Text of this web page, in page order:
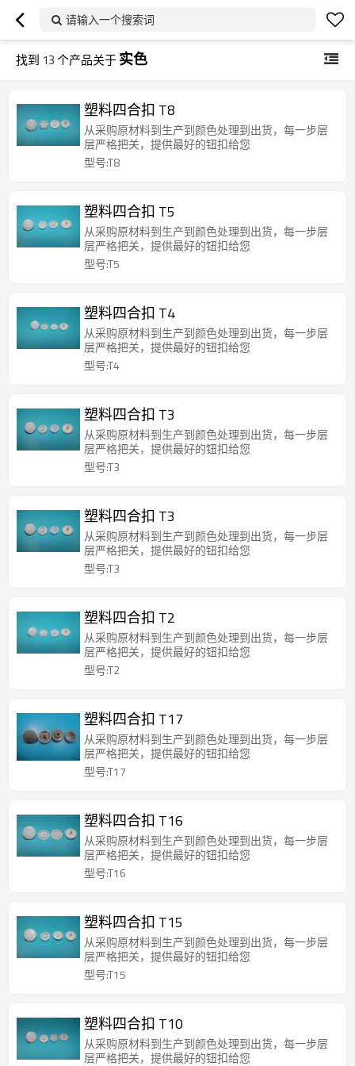
请输入一个搜索词
找到 13个产品关于实色
塑料四合扣 T8
从采购原材料到生产到颜色处理到出货，每一步层
层严格把关，提供最好的钮扣给您
型号:T8
塑料四合扣 T5
从采购原材料到生产到颜色处理到出货，每一步层
层严格把关，提供最好的钮扣给您
型号:T5
塑料四合扣 T4
从采购原材料到生产到颜色处理到出货，每一步层
层严格把关，提供最好的钮扣给您
型号:T4
塑料四合扣 T3
从采购原材料到生产到颜色处理到出货，每一步层
层严格把关，提供最好的钮扣给您
型号:T3
塑料四合扣 T3
从采购原材料到生产到颜色处理到出货，每一步层
层严格把关，提供最好的钮扣给您
型号:T3
塑料四合扣 T2
从采购原材料到生产到颜色处理到出货，每一步层
层严格把关，提供最好的钮扣给您
型号:T2
塑料四合扣 T17
从采购原材料到生产到颜色处理到出货，每一步层
层严格把关，提供最好的钮扣给您
型号:T17
塑料四合扣 T16
从采购原材料到生产到颜色处理到出货，每一步层
层严格把关，提供最好的钮扣给您
型号:T16
塑料四合扣 T15
从采购原材料到生产到颜色处理到出货，每一步层
层严格把关，提供最好的钮扣给您
型号:T15
塑料四合扣 T10
从采购原材料到生产到颜色处理到出货，每一步层
层严格把关，提供最好的钮扣给您